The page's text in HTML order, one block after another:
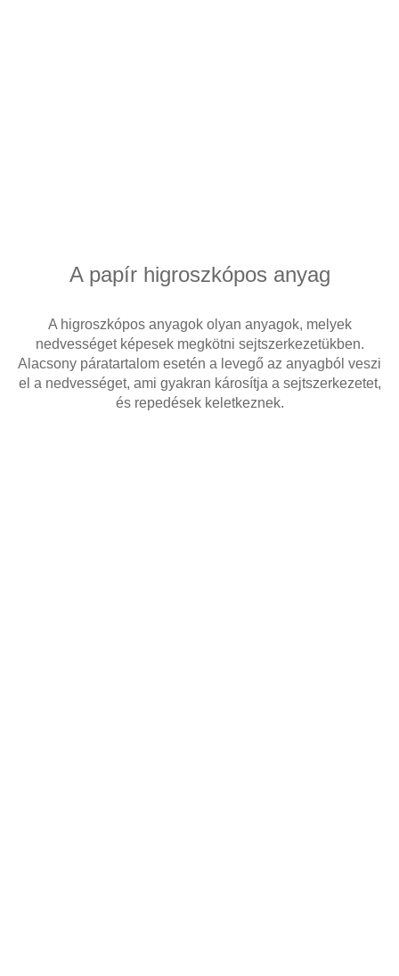
A papír higroszkópos anyag
A higroszkópos anyagok olyan anyagok, melyek
nedvességet képesek megkötni sejtszerkezetükben.
Alacsony páratartalom esetén a levegő az anyagból veszi
el a nedvességet, ami gyakran károsítja a sejtszerkezetet,
és repedések keletkeznek.